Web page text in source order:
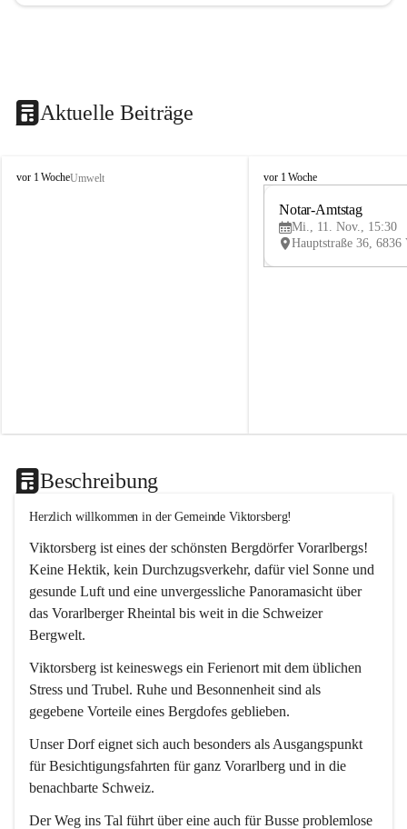
Aktuelle Beiträge
V
vor 1 WocheUmwelt
V
vor 1 Woche
Notar-Amtstag
Mi., 11. Nov., 15:30
Beschreibung
Herzlich willkommen in der Gemeinde Viktorsberg!
Viktorsberg ist eines der schönsten Bergdörfer Vorarlbergs!
Keine Hektik, kein Durchzugsverkehr, dafür viel Sonne und
gesunde Luft und eine unvergessliche Panoramasicht über
das Vorarlberger Rheintal bis weit in die Schweizer
Bergwelt.
Viktorsberg ist keineswegs ein Ferienort mit dem üblichen
Stress und Trubel. Ruhe und Besonnenheit sind als
gegebene Vorteile eines Bergdofes geblieben.
Unser Dorf eignet sich auch besonders als Ausgangspunkt
für Besichtigungsfahrten für ganz Vorarlberg und in die
benachbarte Schweiz.
Der Weg ins Tal führt über eine auch für Busse problemlose